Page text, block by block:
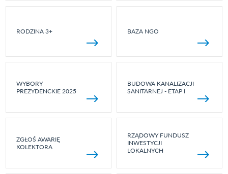
RODZINA 3+ BAZA NGO
WYBORY
PREZYDENCKIE 2025
BUDOWA KANALIZACJI
SANITARNEJ - ETAP I
ZGŁOŚ AWARIĘ
KOLEKTORA
RZĄDOWY FUNDUSZ
INWESTYCJI
LOKALNYCH